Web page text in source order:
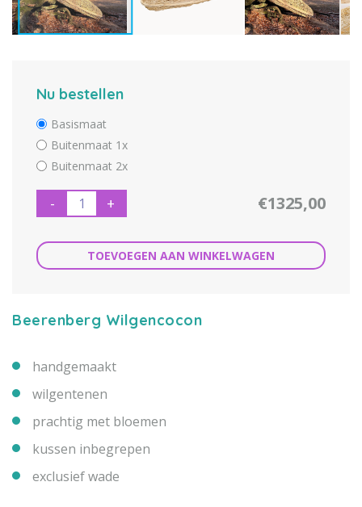
Nu bestellen
Basismaat
Buitenmaat 1x
Buitenmaat 2x
- + €1325,00
TOEVOEGEN AAN WINKELWAGEN
Beerenberg Wilgencocon
handgemaakt
wilgentenen
prachtig met bloemen
kussen inbegrepen
exclusief wade